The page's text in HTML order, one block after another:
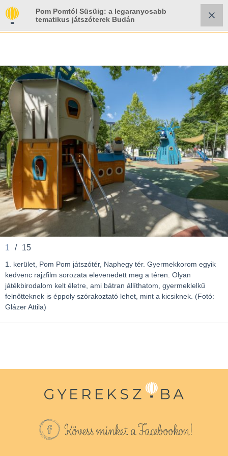
Pom Pomtól Süsüig: a legaranyosabb
tematikus játszóterek Budán
1 / 15
1. kerület, Pom Pom játszótér, Naphegy tér. Gyermekkorom egyik
kedvenc rajzfilm sorozata elevenedett meg a téren. Olyan
játékbirodalom kelt életre, ami bátran állíthatom, gyermeklelkű
felnőtteknek is éppoly szórakoztató lehet, mint a kicsiknek. (Fotó:
Glázer Attila)
Kövess minket a Facebookon!